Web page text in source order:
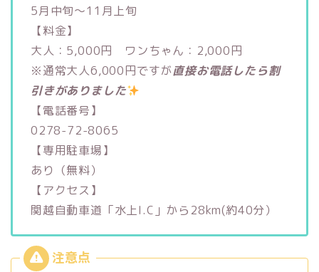
5月中旬～11月上旬
【料金】
大人：5,000円 ワンちゃん：2,000円
※通常大人6,000円ですが直接お電話したら割
引きがありました
【電話番号】
0278-72-8065
【専用駐車場】
あり（無料）
【アクセス】
関越自動車道「水上I.C」から28km(約40分）